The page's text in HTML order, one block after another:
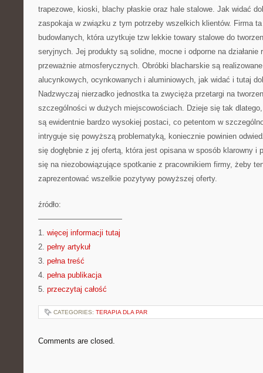
trapezowe, kioski, blachy płaskie oraz hale stalowe. Jak widać
zaspokaja w związku z tym potrzeby wszelkich klientów. Firma
budowlanych, która uzytkuje tzw lekkie towary stalowe do
seryjnych. Jej produkty są solidne, mocne i odporne na
przeważnie atmosferycznych. Obróbki blacharskie są
alucynkowych, ocynkowanych i aluminiowych, jak widać i tutaj
Nadzwyczaj nierzadko jednostka ta zwycięża przetargi na
szczególności w dużych miejscowościach. Dzieje się tak
są ewidentnie bardzo wysokiej postaci, co petentom w
intryguje się powyższą problematyką, koniecznie powinien
się dogłębnie z jej ofertą, która jest opisana w sposób klarowny i
się na niezobowiązujące spotkanie z pracownikiem firmy, żeby
zaprezentować wszelkie pozytywy powyższej oferty.
źródło:
———————————
1. więcej informacji tutaj
2. pełny artykuł
3. pełna treść
4. pełna publikacja
5. przeczytaj całość
CATEGORIES: TERAPIA DLA PAR
Comments are closed.